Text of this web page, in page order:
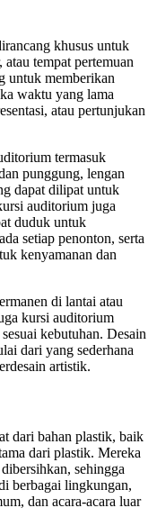
khusus untuk
tempat pertemuan
untuk memberikan
waktu yang lama
atau pertunjukan
termasuk
punggung, lengan
dapat dilipat untuk
auditorium juga
duduk untuk
setiap penonton, serta
kenyamanan dan
di lantai atau
kursi auditorium
kebutuhan. Desain
dari yang sederhana
artistik.
dari bahan plastik, baik
dari plastik. Mereka
sehingga
berbagai lingkungan,
dan acara-acara luar